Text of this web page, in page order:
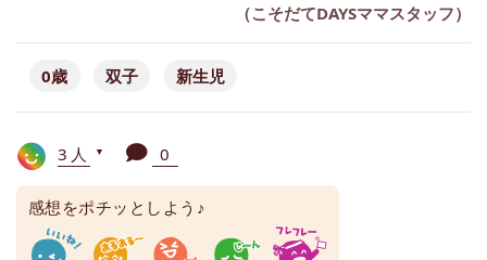
（こそだてDAYSママスタッフ）
0歳 双子 新生児
3人 ▼ 0
感想をポチッとしよう♪